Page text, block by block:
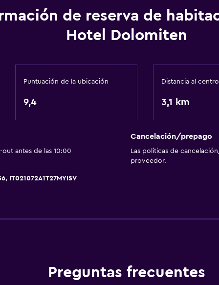
Estacionamiento y
Carga de vehículos
de reserva de
Hotel Dolomiten
Puntuación de la ubicación
9,4
Distancia al centro
3,1 km
antes de las 10:00
Cancelación/prepago
Las políticas de
proveedor.
IT021072A1T27MYISV
Preguntas frecuentes